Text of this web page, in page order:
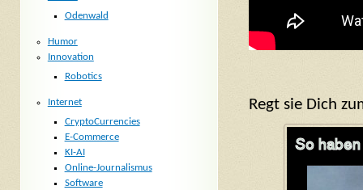
Regt sie Dich
Odenwald
Humor
Innovation
Robotics
Internet
CryptoCurrencies
E-Commerce
KI-AI
Online-Journalismus
Software